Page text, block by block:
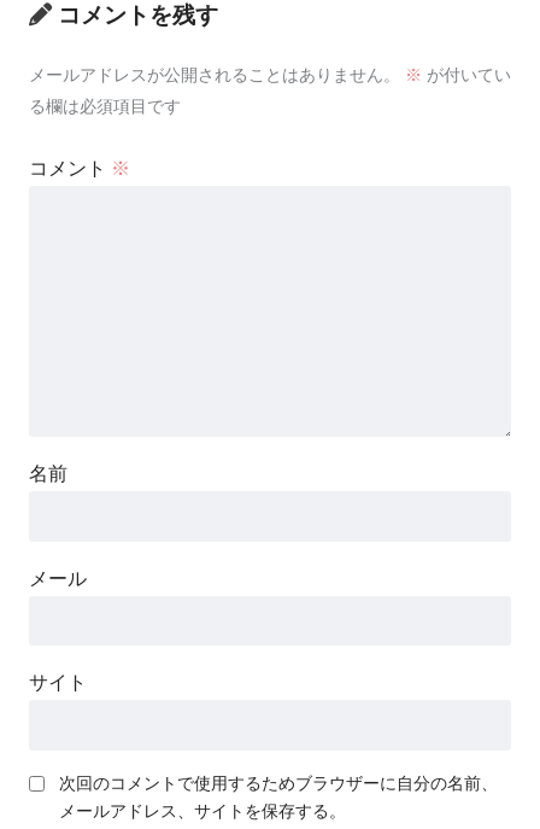
コメントを残す
メールアドレスが公開されることはありません。 ※ が付いてい
る欄は必須項目です
コメント ※
名前
メール
サイト
次回のコメントで使用するためブラウザーに自分の名前、
メールアドレス、サイトを保存する。